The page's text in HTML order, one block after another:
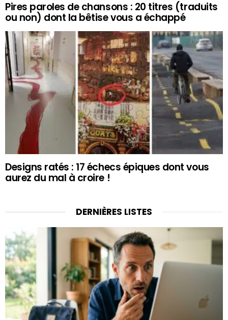
Pires paroles de chansons : 20 titres (traduits
ou non) dont la bêtise vous a échappé
Designs ratés : 17 échecs épiques dont vous
aurez du mal à croire !
DERNIÈRES LISTES